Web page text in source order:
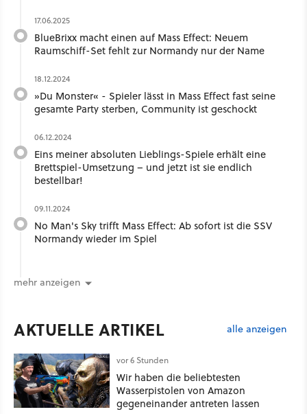
17.06.2025
BlueBrixx macht einen auf Mass Effect: Neuem
Raumschiff-Set fehlt zur Normandy nur der Name
18.12.2024
»Du Monster« - Spieler lässt in Mass Effect fast seine
gesamte Party sterben, Community ist geschockt
06.12.2024
Eins meiner absoluten Lieblings-Spiele erhält eine
Brettspiel-Umsetzung – und jetzt ist sie endlich
bestellbar!
09.11.2024
No Man's Sky trifft Mass Effect: Ab sofort ist die SSV
Normandy wieder im Spiel
mehr anzeigen
AKTUELLE ARTIKEL alle anzeigen
vor 6 Stunden
Wir haben die beliebtesten
Wasserpistolen von Amazon
gegeneinander antreten lassen